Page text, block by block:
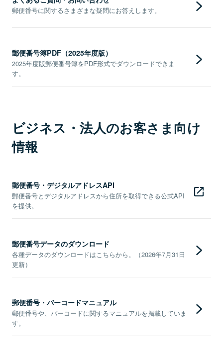
郵便番号に関するさまざまな疑問にお答えします。
郵便番号簿PDF（2025年度版）
2025年度版郵便番号簿をPDF形式でダウンロードできま
す。
ビジネス・法人のお客さま向け
情報
郵便番号・デジタルアドレスAPI
郵便番号とデジタルアドレスから住所を取得できる公式API
を提供。
郵便番号データのダウンロード
各種データのダウンロードはこちらから。（2026年7月31日
更新）
郵便番号・バーコードマニュアル
郵便番号や、バーコードに関するマニュアルを掲載していま
す。